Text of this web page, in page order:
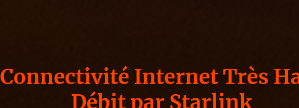
Connectivité Internet Très
Débit par Starlink